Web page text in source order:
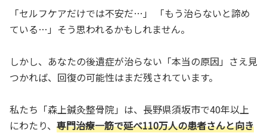
「セルフケアだけでは不安だ…」 「もう治らないと諦め
ている…」そう思われるかもしれません。
しかし、あなたの後遺症が治らない「本当の原因」さえ見
つかれば、回復の可能性はまだ残されています。
私たち「森上鍼灸整骨院」は、長野県須坂市で40年以上
にわたり、 専門治療一筋で延べ110万人の患者さんと向き